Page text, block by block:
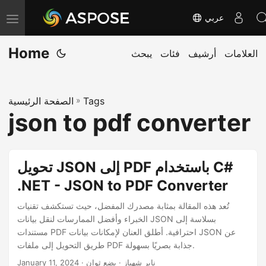
T
o
g
e
n
a
عربي
Home يبحث فئات أرشيف العلامات
الصفحة الرئيسية » Tags
json to pdf converter
تحويل JSON إلى PDF باستخدام C#
.NET - JSON to PDF Converter
تُعد هذه المقالة بمثابة مصدرك المفضل، حيث تستكشف تقنيات
الخبراء وأفضل الممارسات لنقل بيانات JSON بسلاسة إلى
مستندات PDF احترافية. أطلق العنان لإمكانات بيانات JSON عن
طريق التحويل إلى ملفات PDF جذابة بصريًا بسهولة.
January 11, 2024 · ناير شهباز · بضع ثوان